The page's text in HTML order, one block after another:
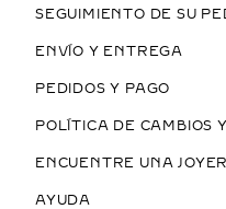
SEGUIMIENTO DE SU
ENVÍO Y ENTREGA
PEDIDOS Y PAGO
POLÍTICA DE CAMBIOS
ENCUENTRE UNA
AYUDA